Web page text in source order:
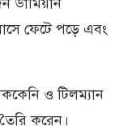
ফেটে পড়ে এবং
ও টিলম্যান
করেন।